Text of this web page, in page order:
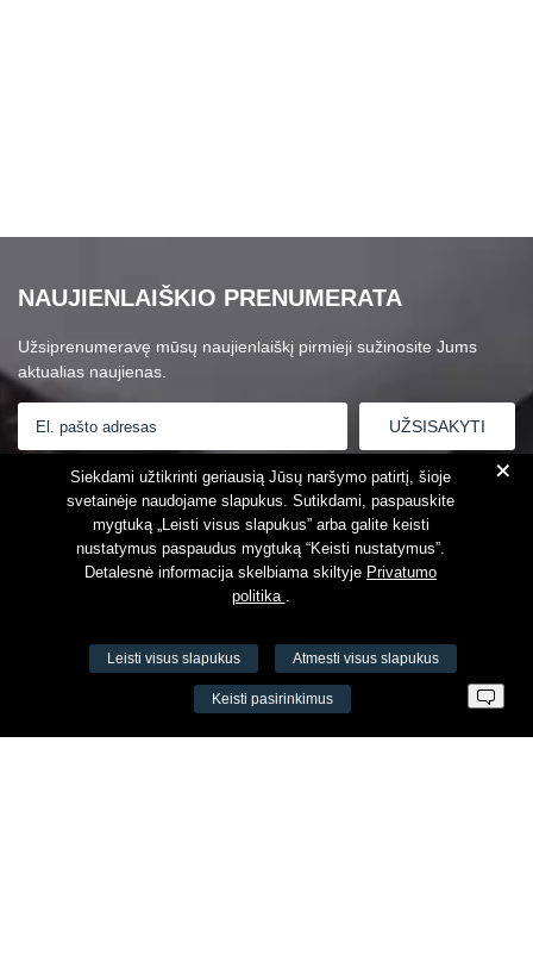
NAUJIENLAIŠKIO PRENUMERATA
Užsiprenumeravę mūsų naujienlaiškį pirmieji sužinosite Jums
aktualias naujienas.
Susipažinau suPrivatumo politika
VŠĮ Fitneso mokymo centras AEROMIX
+
Siekdami užtikrinti geriausią Jūsų naršymo patirtį, šioje
svetainėje naudojame slapukus. Sutikdami, paspauskite
mygtuką „Leisti visus slapukus” arba galite keisti
nustatymus paspaudus mygtuką “Keisti nustatymus”.
Detalesnė informacija skelbiama skiltyje Privatumo
politika .
Leisti visus slapukus Atmesti visus slapukus
Keisti pasirinkimus